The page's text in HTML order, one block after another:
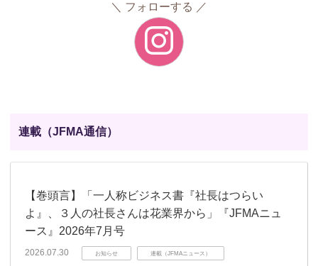
フォローする
連載（JFMA通信）
【巻頭言】「一人称ビジネス書『社長はつらい
よ』、３人の社長さんは花業界から」『JFMAニュ
ース』2026年7月号
2026.07.30 お知らせ 連載（JFMAニュース）